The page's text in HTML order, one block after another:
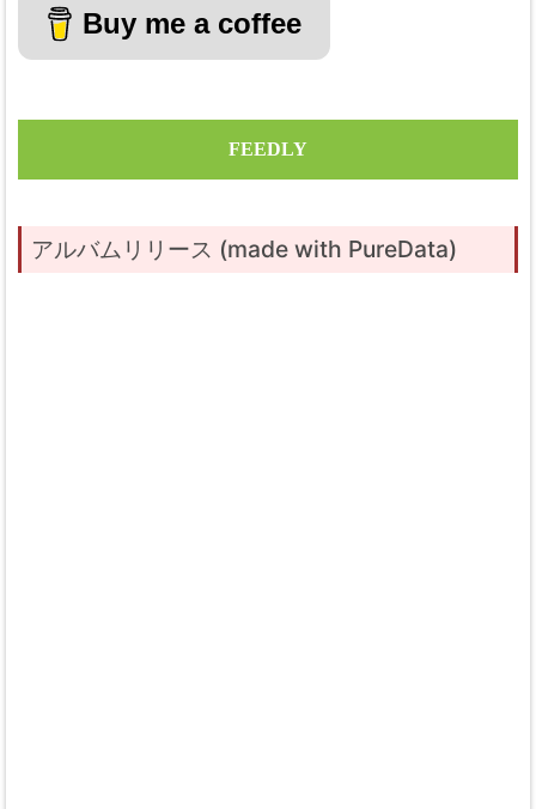
Buy me a coffee
FEEDLY
アルバムリリース (made with PureData)